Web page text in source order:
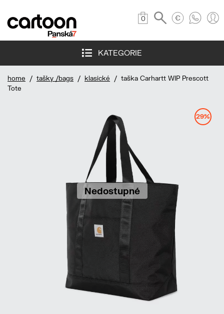
0
KATEGORIE
home / tašky /bags / klasické / taška Carhartt WIP Prescott
Tote
Nedostupné
29%